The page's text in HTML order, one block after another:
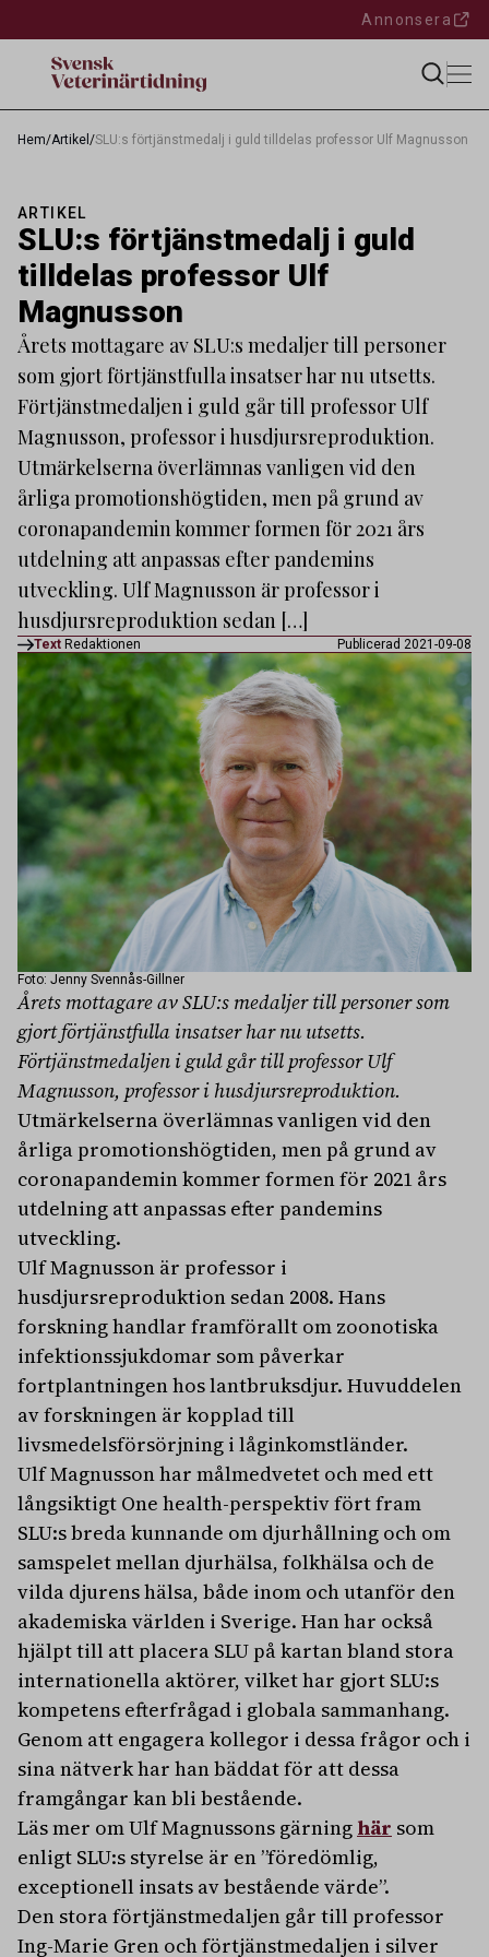
Annonsera
Hem/Artikel /SLU:s förtjänstmedalj i guld tilldelas professor Ulf Magnusson
ARTIKEL
SLU:s förtjänstmedalj i guld
tilldelas professor Ulf
Magnusson
Årets mottagare av SLU:s medaljer till personer
som gjort förtjänstfulla insatser har nu utsetts.
Förtjänstmedaljen i guld går till professor Ulf
Magnusson, professor i husdjursreproduktion.
Utmärkelserna överlämnas vanligen vid den
årliga promotionshögtiden, men på grund av
coronapandemin kommer formen för 2021 års
utdelning att anpassas efter pandemins
utveckling. Ulf Magnusson är professor i
husdjursreproduktion sedan […]
Text Redaktionen Publicerad 2021-09-08
Foto: Jenny Svennås-Gillner
Årets mottagare av SLU:s medaljer till personer som
gjort förtjänstfulla insatser har nu utsetts.
Förtjänstmedaljen i guld går till professor Ulf
Magnusson, professor i husdjursreproduktion.
Utmärkelserna överlämnas vanligen vid den
årliga promotionshögtiden, men på grund av
coronapandemin kommer formen för 2021 års
utdelning att anpassas efter pandemins
utveckling.
Ulf Magnusson är professor i
husdjursreproduktion sedan 2008. Hans
forskning handlar framförallt om zoonotiska
infektionssjukdomar som påverkar
fortplantningen hos lantbruksdjur. Huvuddelen
av forskningen är kopplad till
livsmedelsförsörjning i låginkomstländer.
Ulf Magnusson har målmedvetet och med ett
långsiktigt One health-perspektiv fört fram
SLU:s breda kunnande om djurhållning och om
samspelet mellan djurhälsa, folkhälsa och de
vilda djurens hälsa, både inom och utanför den
akademiska världen i Sverige. Han har också
hjälpt till att placera SLU på kartan bland stora
internationella aktörer, vilket har gjort SLU:s
kompetens efterfrågad i globala sammanhang.
Genom att engagera kollegor i dessa frågor och i
sina nätverk har han bäddat för att dessa
framgångar kan bli bestående.
Läs mer om Ulf Magnussons gärning här som
enligt SLU:s styrelse är en ”föredömlig,
exceptionell insats av bestående värde”.
Den stora förtjänstmedaljen går till professor
Ing-Marie Gren och förtjänstmedaljen i silver